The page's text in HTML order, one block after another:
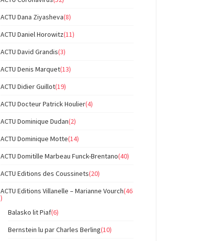
ACTU Dana Ziyasheva(8)
ACTU Daniel Horowitz(11)
ACTU David Grandis(3)
ACTU Denis Marquet(13)
ACTU Didier Guillot(19)
ACTU Docteur Patrick Houlier(4)
ACTU Dominique Dudan(2)
ACTU Dominique Motte(14)
ACTU Domitille Marbeau Funck-Brentano(40)
ACTU Editions des Coussinets(20)
ACTU Editions Villanelle – Marianne Vourch(46
)
Balasko lit Piaf(6)
Bernstein lu par Charles Berling(10)